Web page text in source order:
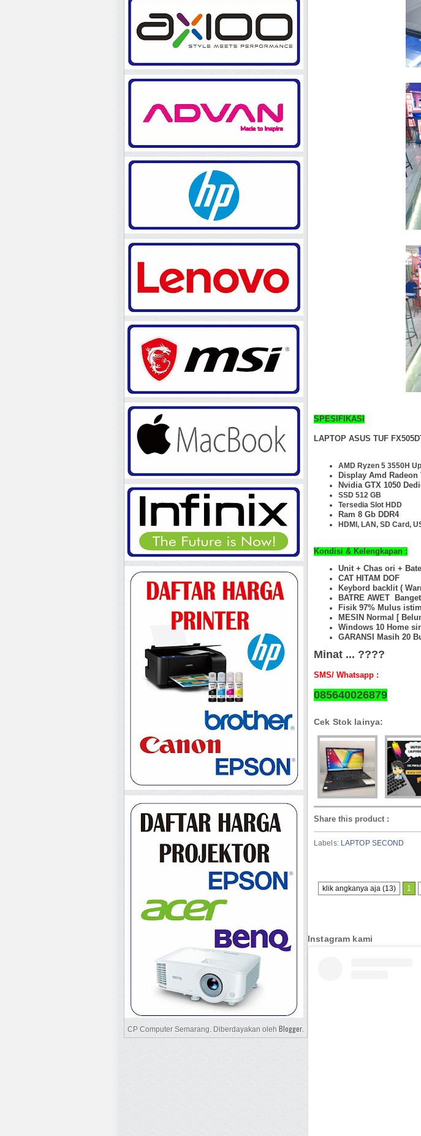
SPESIFIKASI
LAPTOP ASUS TUF
AMD Ryzen 5 3550H
Display Amd Radeon
Nvidia GTX 1050
SSD 512 GB
Tersedia Slot HDD
Ram 8 Gb DDR4
HDMI, LAN, SD Card,
Kondisi & Kelengkapan :
Unit + Chas ori +
CAT HITAM DOF
Keybord backlit (
BATRE AWET Banget
Fisik 97% Mulus
MESIN Normal [
Windows 10 Home
GARANSI Masih 20
Minat ... ????
SMS/ Whatsapp :
085640026879
Cek Stok lainya:
Share this product :
Labels: LAPTOP SECOND
klik angkanya aja (13) 1
Instagram kami
CP Computer Semarang. Diberdayakan oleh Blogger.